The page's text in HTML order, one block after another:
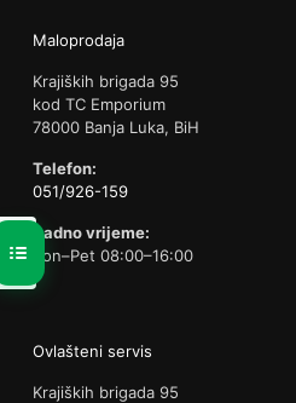
Maloprodaja
Krajiških brigada 95
kod TC Emporium
78000 Banja Luka, BiH
Telefon:
051/926-159
Radno vrijeme:
Pon–Pet 08:00–16:00
Ovlašteni servis
Krajiških brigada 95